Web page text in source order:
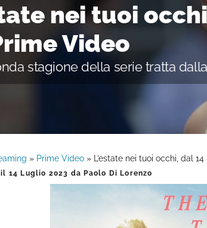
nei tuoi
Video
stagione della serie tratta
» Prime Video » L’estate nei tuoi occhi, dal
il 14 Luglio 2023 da Paolo Di Lorenzo